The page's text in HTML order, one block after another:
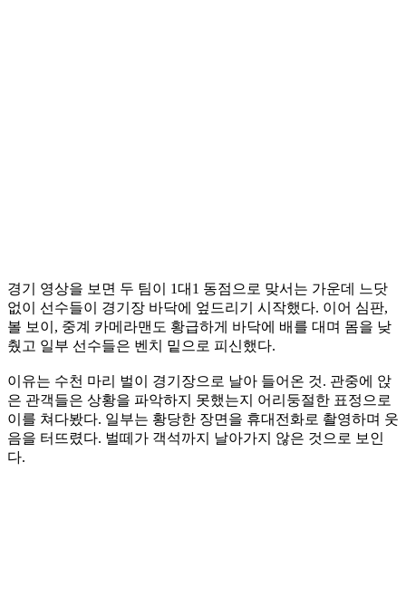
경기 영상을 보면 두 팀이 1대1 동점으로 맞서는 가운데 느닷
없이 선수들이 경기장 바닥에 엎드리기 시작했다. 이어 심판,
볼 보이, 중계 카메라맨도 황급하게 바닥에 배를 대며 몸을 낮
췄고 일부 선수들은 벤치 밑으로 피신했다.
이유는 수천 마리 벌이 경기장으로 날아 들어온 것. 관중에 앉
은 관객들은 상황을 파악하지 못했는지 어리둥절한 표정으로
이를 쳐다봤다. 일부는 황당한 장면을 휴대전화로 촬영하며 웃
음을 터뜨렸다. 벌떼가 객석까지 날아가지 않은 것으로 보인
다.